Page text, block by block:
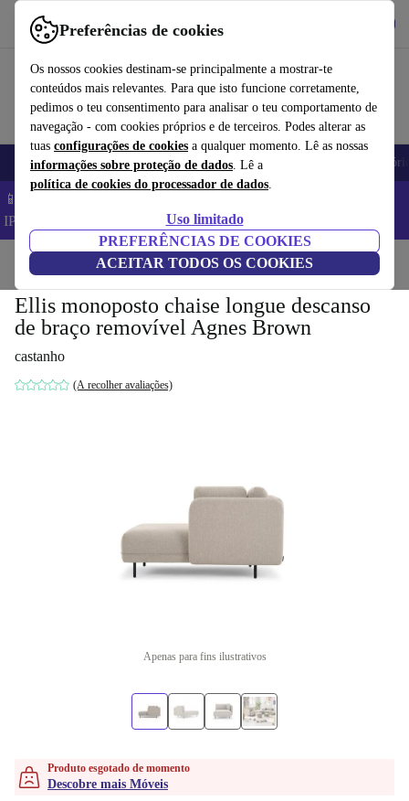
Preferências de cookies
Os nossos cookies destinam-se principalmente a mostrar-te
conteúdos mais relevantes. Para que isto funcione corretamente,
pedimos o teu consentimento para analisar o teu comportamento de
navegação - com cookies próprios e de terceiros. Podes alterar as
tuas configurações de cookies a qualquer momento. Lê as nossas
informações sobre proteção de dados. Lê a
política de cookies do processador de dados.
Uso limitado
PREFERÊNCIAS DE COOKIES
ACEITAR TODOS OS COOKIES
Use o refurbed de forma rápida e fácil
Telemóveis Computadores Portáteis Tablets
📱 Poupa 5% EXTRA em todos os iPhones – Código:
IPHONEDEAL –
Início Casa Móveis
Ellis monoposto chaise longue descanso
de braço removível Agnes Brown
castanho
(A recolher avaliações)
Apenas para fins ilustrativos
Produto esgotado de momento
Descobre mais Móveis